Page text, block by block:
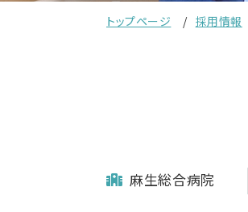
トップページ 採用情報
麻生総合病院